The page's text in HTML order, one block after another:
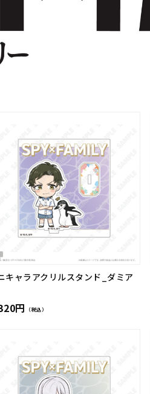
キャラアクリルスタンド_ダミア
円 （税込）